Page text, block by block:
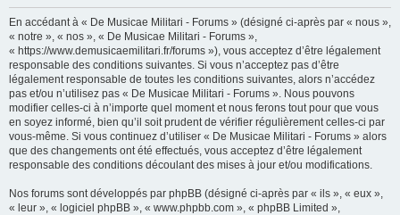
En accédant à « De Musicae Militari - Forums » (désigné ci-après par « nous »,
« notre », « nos », « De Musicae Militari - Forums »,
« https://www.demusicaemilitari.fr/forums »), vous acceptez d’être légalement
responsable des conditions suivantes. Si vous n’acceptez pas d’être
légalement responsable de toutes les conditions suivantes, alors n’accédez
pas et/ou n’utilisez pas « De Musicae Militari - Forums ». Nous pouvons
modifier celles-ci à n’importe quel moment et nous ferons tout pour que vous
en soyez informé, bien qu’il soit prudent de vérifier régulièrement celles-ci par
vous-même. Si vous continuez d’utiliser « De Musicae Militari - Forums » alors
que des changements ont été effectués, vous acceptez d’être légalement
responsable des conditions découlant des mises à jour et/ou modifications.
Nos forums sont développés par phpBB (désigné ci-après par « ils », « eux »,
« leur », « logiciel phpBB », « www.phpbb.com », « phpBB Limited »,